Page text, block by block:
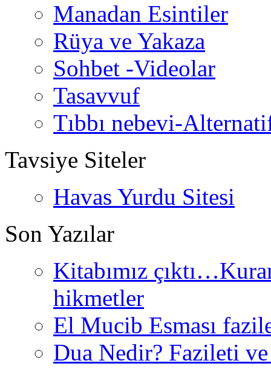
Manadan Esintiler
Rüya ve Yakaza
Sohbet -Videolar
Tasavvuf
Tıbbı nebevi-
Tavsiye Siteler
Havas Yurdu Sitesi
Son Yazılar
Kitabımız
hikmetler
El Mucib Esması
Dua Nedir? Fazileti